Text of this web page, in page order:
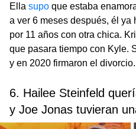
Ella supo que estaba
a ver 6 meses después, él
por 11 años con otra chica.
que pasara tiempo con Kyle.
y en 2020 firmaron el divorcio.
6. Hailee Steinfeld
y Joe Jonas tuvieran